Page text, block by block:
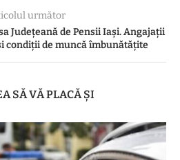
următor
Județeană de Pensii Iași. Angajații
condiții de muncă îmbunătățite
SĂ VĂ PLACĂ ȘI